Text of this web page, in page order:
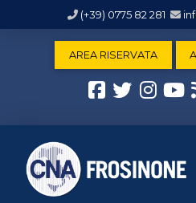
(+39) 0775 82 281
AREA RISERVATA